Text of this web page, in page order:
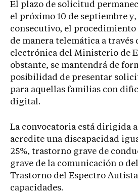
El plazo de solicitud
el próximo 10 de septiembre
consecutivo, el procedimiento
de manera telemática a través
electrónica del Ministerio de
obstante, se mantendrá de
posibilidad de presentar
para aquellas familias con
digital.
La convocatoria está dirigida
acredite una discapacidad
25%, trastorno grave de
grave de la comunicación o
Trastorno del Espectro Autista
capacidades.